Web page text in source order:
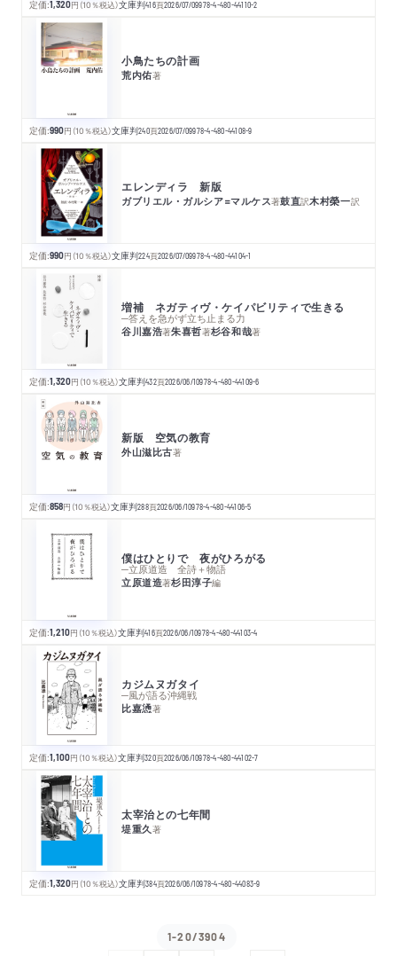
定価:1,320円 （10％税込）文庫判416頁2026/07/09978-4-480-44110-2
小鳥たちの計画
荒内佑著
定価:990円 （10％税込）文庫判240頁2026/07/09978-4-480-44108-9
エレンディラ 新版
ガブリエル・ガルシア=マルケス著鼓直訳木村榮一訳
定価:990円 （10％税込）文庫判224頁2026/07/09978-4-480-44104-1
増補 ネガティヴ・ケイパビリティで生きる
─答えを急がず立ち止まる力
谷川嘉浩著朱喜哲著杉谷和哉著
定価:1,320円 （10％税込）文庫判432頁2026/06/10978-4-480-44109-6
新版 空気の教育
外山滋比古著
定価:858円 （10％税込）文庫判288頁2026/06/10978-4-480-44106-5
僕はひとりで 夜がひろがる
─立原道造 全詩＋物語
立原道造著杉田淳子編
定価:1,210円 （10％税込）文庫判416頁2026/06/10978-4-480-44103-4
カジムヌガタイ
─風が語る沖縄戦
比嘉慂著
定価:1,100円 （10％税込）文庫判320頁2026/06/10978-4-480-44102-7
太宰治との七年間
堤重久著
定価:1,320円 （10％税込）文庫判384頁2026/06/10978-4-480-44083-9
1-20/3904